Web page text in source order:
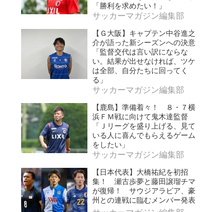
「勝利を求めたい！」
サッカーマガジン編集部
【Ｇ大阪】キャプテン中谷進之
介が語った新シーズンへの決意
「監督交代は言い訳にならな
い。結果が出せなければ、ツケ
は全部、自分たちに回ってく
る」
サッカーマガジン編集部
【鹿島】準備着々！ ８・７横
浜ＦＭ戦に向けて鬼木達監督
「Ｊリーグを盛り上げる、見て
いる人に喜んでもらえるゲーム
をしたい」
サッカーマガジン編集部
【日本代表】大橋祐紀を初招
集！ 瀬古歩夢と藤田譲瑠チマ
が復帰！ サウジアラビア、豪
州との連戦に臨むメンバー発表